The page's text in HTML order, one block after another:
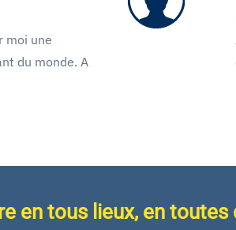
moi une
du monde. A
en tous lieux, en